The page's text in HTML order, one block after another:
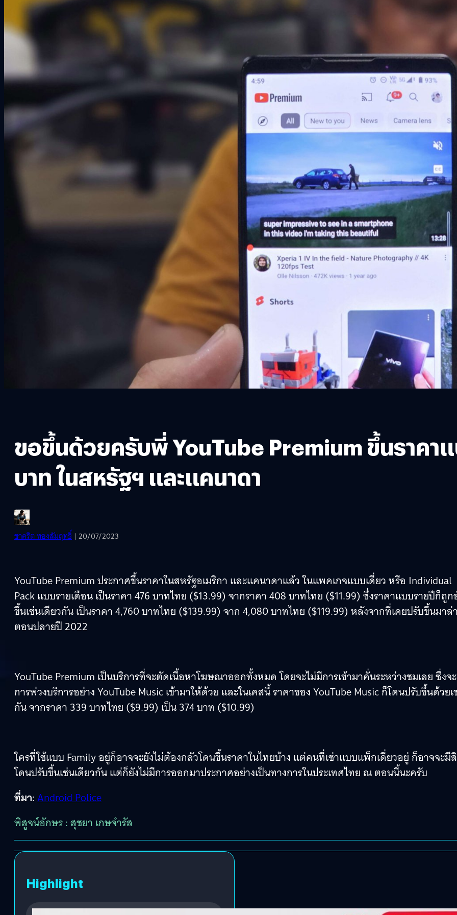
ขอขึ้นด้วยครับพี่ YouTube Premium ขึ้นราคา
บาท ในสหรัฐฯ และแคนาดา
ชาคริต ทองสัมฤทธิ์ | 20/07/2023
YouTube Premium ประกาศขึ้นราคาในสหรัฐอเมริกา และแคนาดาแล้ว ในแพคเกจแบบเดี่ยว หรือ Individual
Pack แบบรายเดือน เป็นราคา 476 บาทไทย ($13.99) จากราคา 408 บาทไทย ($11.99) ซึ่งราคาแบบรายปีก็ถู
ขึ้นเช่นเดียวกัน เป็นราคา 4,760 บาทไทย ($139.99) จาก 4,080 บาทไทย ($119.99) หลังจากที่เคยปรับขึ้นมาล่
ตอนปลายปี 2022
YouTube Premium เป็นบริการที่จะตัดเนื้อหาโฆษณาออกทั้งหมด โดยจะไม่มีการเข้ามาคั่นระหว่างชมเลย ซึ่งจ
การพ่วงบริการอย่าง YouTube Music เข้ามาให้ด้วย และในเคสนี้ ราคาของ YouTube Music ก็โดนปรับขึ้นด้วย
กัน จากราคา 339 บาทไทย ($9.99) เป็น 374 บาท ($10.99)
ใครที่ใช้แบบ Family อยู่ก็อาจจะยังไม่ต้องกลัวโดนขึ้นราคาในไทยบ้าง แต่คนที่เช่าแบบแพ็กเดี่ยวอยู่ ก็อาจจะมี
โดนปรับขึ้นเช่นเดียวกัน แต่ก็ยังไม่มีการออกมาประกาศอย่างเป็นทางการในประเทศไทย ณ​ ตอนนี้นะครับ
ที่มา:Android Police
พิสูจน์อักษร : สุชยา เกษจำรัส
Highlight